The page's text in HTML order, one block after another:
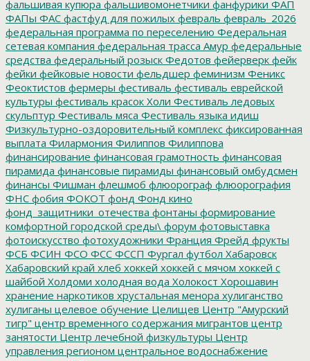
фальшивая купюра фальшивомонетчики фанфурики ФАП
ФАПы ФАС фастфуд для пожилых февраль февраль_2026
федеральная программа по переселению Федеральная
сетевая компания федеральная трасса Амур федеральные
средства федеральный розыск Федотов фейерверк фейк
фейки фейковые новости фельдшер феминизм Феникс
Феоктистов фермеры фестиваль фестиваль еврейской
культуры фестиваль красок Холи Фестиваль ледовых
скульптур Фестиваль мяса Фестиваль языка идиш
Физкультурно-оздоровительный комплекс фиксированная
выплата Филармония Филиппов Филиппова
финансирование финансовая грамотность финансовая
пирамида финансовые пирамиды финансовый омбудсмен
финансы Фишман флешмоб флюорограф флюорография
ФНС фобия ФОКОТ фонд Фонд кино
фонд_защитники_отечества фонтаны формирование
комфортной городской среды\ форум фотовыставка
фотоискусство фотохудожники Франция Фрейд фрукты
ФСБ ФСИН ФСО ФСС ФССП Фургал футбол Хабаровск
Хабаровский край хлеб хоккей хоккей с мячом хоккей с
шайбой Холдоми холодная вода Холокост Хорошавин
хранение наркотиков хрустальная менора хулиганство
хулиганы целевое обучение Целищев Центр "Амурский
тигр" центр временного содержания мигрантов центр
занятости Центр лечебной физкультуры Центр
управления регионом центральное водоснабжение